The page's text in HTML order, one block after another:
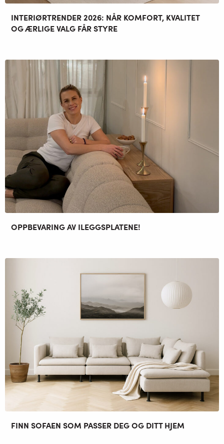
INTERIØRTRENDER 2026: NÅR KOMFORT, KVALITET
OG ÆRLIGE VALG FÅR STYRE
OPPBEVARING AV ILEGGSPLATENE!
FINN SOFAEN SOM PASSER DEG OG DITT HJEM